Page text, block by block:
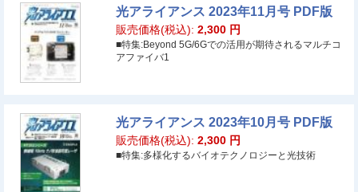
光アライアンス 2023年11月号 PDF版
販売価格(税込): 2,300 円
■特集:Beyond 5G/6Gでの活用が期待されるマルチコ
アファイバ1
光アライアンス 2023年10月号 PDF版
販売価格(税込): 2,300 円
■特集:多様化するバイオテクノロジーと光技術